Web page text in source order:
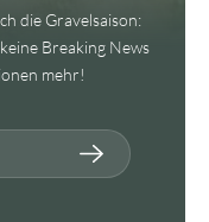
die Gravelsaison:
Breaking News
mehr!